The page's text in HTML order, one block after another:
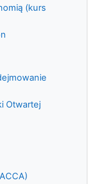
(kurs
Otwartej